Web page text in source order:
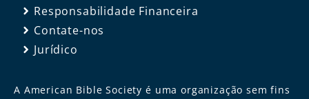
Responsabilidade Financeira
Contate-nos
Jurídico
A American Bible Society é uma organização sem fins